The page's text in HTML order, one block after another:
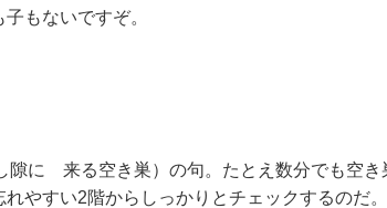
もないですぞ。
に 来る空き巣）の句。たとえ数分でも空
やすい2階からしっかりとチェックするのだ